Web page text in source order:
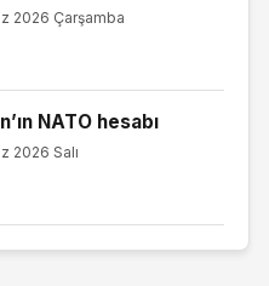
2026 Çarşamba
NATO hesabı
2026 Salı